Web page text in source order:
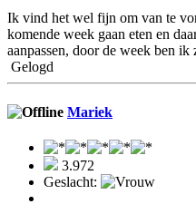
Ik vind het wel fijn om van te
komende week gaan eten en
aanpassen, door de week ben ik
Gelogd
Mariek
3.972
Geslacht: